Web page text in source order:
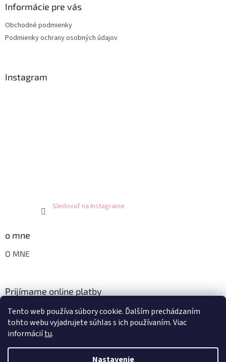
Tento web používa súbory cookie. Ďalším prechádzaním
tohto webu vyjadrujete súhlas s ich používaním. Viac
informáciítu.
Nastavenie
Informácie pre vás
Obchodné podmienky
Podmienky ochrany osobných údajov
Instagram
Sledovať na Instagrame
o mne
O MNE
Prijímame online platby